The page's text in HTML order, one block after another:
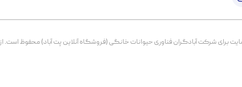
شرکت آبادگران فناوری حیوانات خانگی (فروشگاه آنلاین پت آباد) محفوظ است. از ۱۳۹۹ تا کنون.